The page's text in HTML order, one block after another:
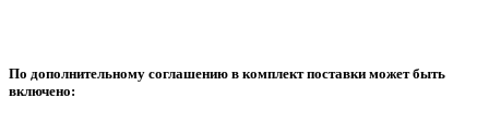
По дополнительному соглашению в комплект поставки может быть
включено: